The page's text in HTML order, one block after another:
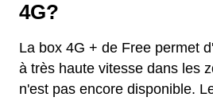
4G?
La box 4G + de Free permet
à très haute vitesse dans les
n'est pas encore disponible.